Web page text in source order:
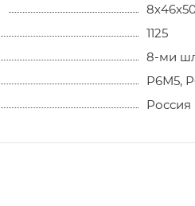
1125
8-ми
Р6М5,
Россия